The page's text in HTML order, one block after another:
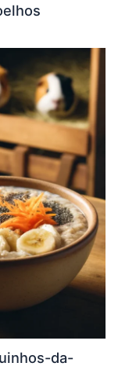
da-